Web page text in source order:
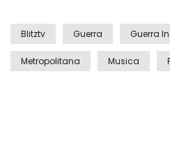
Grattacielo
Blitztv Guerra Guerra
Metropolitana Musica